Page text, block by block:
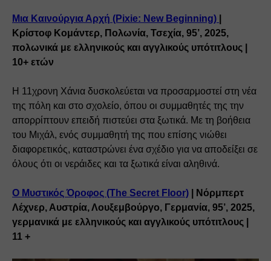
Μια Καινούργια Αρχή (Pixie: New Beginning)
Κρίστοφ Κομάντερ, Πολωνία, Τσεχία, 95’, 2025,
πολωνικά με ελληνικούς και αγγλικούς υπότιτλους |
10+ ετών
Η 11χρονη Χάνια δυσκολεύεται να προσαρμοστεί στη νέα
της πόλη και στο σχολείο, όπου οι συμμαθητές της την
απορρίπτουν επειδή πιστεύει στα ξωτικά. Με τη βοήθεια
του Μιχάλ, ενός συμμαθητή της που επίσης νιώθει
διαφορετικός, καταστρώνει ένα σχέδιο για να αποδείξει σε
όλους ότι οι νεράιδες και τα ξωτικά είναι αληθινά.
Ο Μυστικός Όροφος (The Secret Floor) | Νόρμπερτ
Λέχνερ, Αυστρία, Λουξεμβούργο, Γερμανία, 95’, 2025,
γερμανικά με ελληνικούς και αγγλικούς υπότιτλους |
11 +